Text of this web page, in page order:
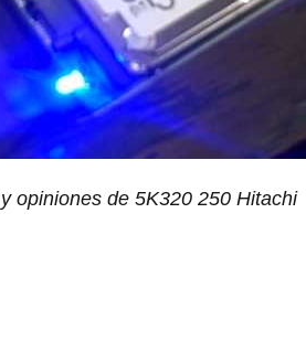
opiniones de 5K320 250 Hitachi